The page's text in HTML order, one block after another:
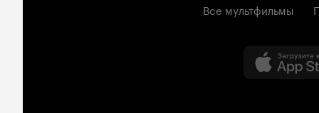
Все мультфильмы